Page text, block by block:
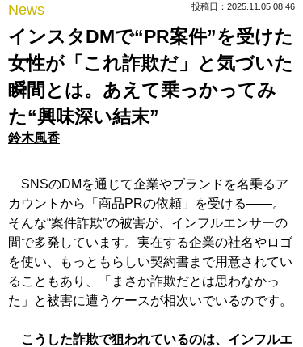
News 投稿日：2025.11.05 08:46
インスタDMで“PR案件”を受けた
女性が「これ詐欺だ」と気づいた
瞬間とは。あえて乗っかってみ
た“興味深い結末”
鈴木風香
SNSのDMを通じて企業やブランドを名乗るア
カウントから「商品PRの依頼」を受ける――。
そんな“案件詐欺”の被害が、インフルエンサーの
間で多発しています。実在する企業の社名やロゴ
を使い、もっともらしい契約書まで用意されてい
ることもあり、「まさか詐欺だとは思わなかっ
た」と被害に遭うケースが相次いでいるのです。
こうした詐欺で狙われているのは、インフルエ